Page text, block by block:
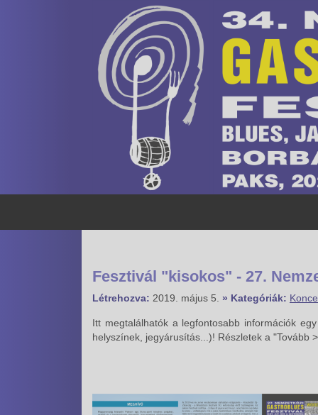
Fesztivál "kisokos" - 27.
Létrehozva: 2019. május 5. » Kategóriák:
Itt megtalálhatók a legfontosabb információk
helyszínek, jegyárusítás...)! Részletek a "Tovább